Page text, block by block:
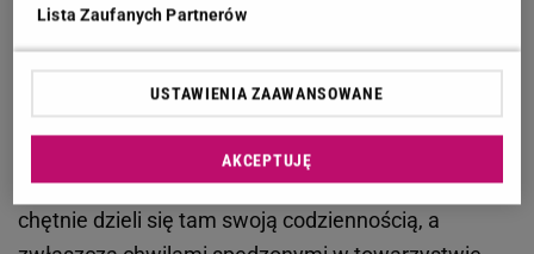
Maciej Pela dał do zrozumienia, co myśli o życiu
influencerów. Uderza w Agnieszkę Kaczorowską?
zgromadził na swoim Instagramowym
profilu ponad 100 tysięcy obserwujących.Tancerz
chętnie dzieli się tam swoją codziennością, a
Lista Zaufanych Partnerów
USTAWIENIA ZAAWANSOWANE
AKCEPTUJĘ